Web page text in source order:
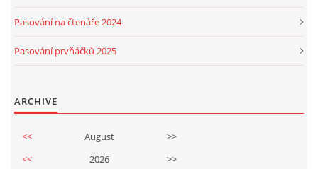
Pasování na čtenáře 2024
Pasování prvňáčků 2025
ARCHIVE
<< August
>>
<<
2026 >>